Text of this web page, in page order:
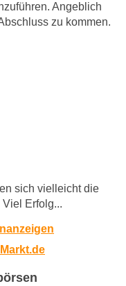
Angeblich
zu kommen.
sich vielleicht die
Erfolg...